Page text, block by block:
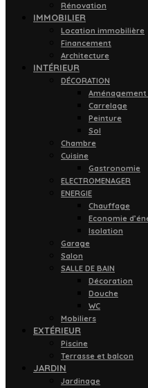
Rénovation
IMMOBILIER
Location immobilière
Financement
Architecture
INTÉRIEUR
DÉCORATION
Carrelage
Peinture
Sol
Chambre
Cuisine
Gastronomie
ELECTROMENAGER
ENERGIE
Chauffage
Economie
Isolation
Garage
Salon
SALLE DE BAIN
Décoration
Douche
WC
Mobiliers
EXTÉRIEUR
Piscine
Terrasse et balcon
JARDIN
Jardinage